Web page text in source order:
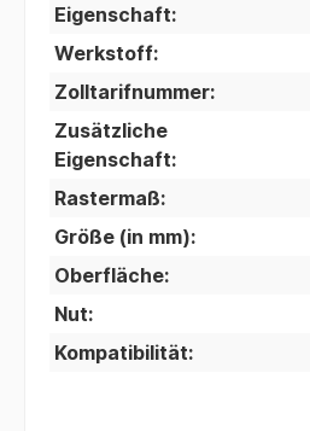
Eigenschaft:
Werkstoff:
Zolltarifnummer:
Zusätzliche
Eigenschaft:
Rastermaß:
Größe (in mm):
Oberfläche:
Nut:
Kompatibilität: